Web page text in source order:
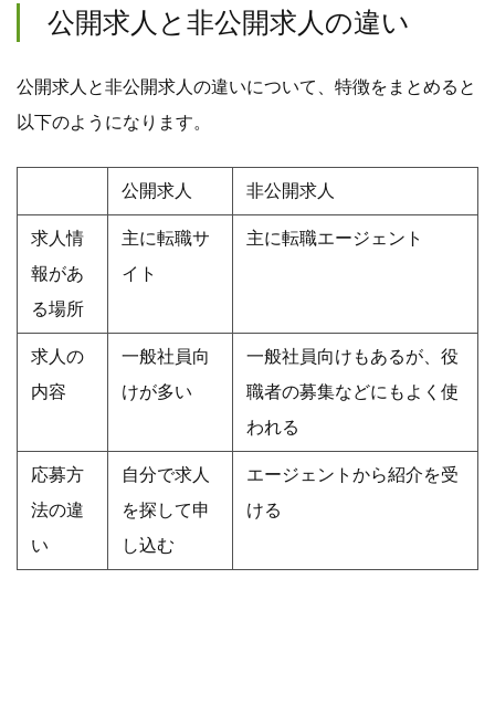
公開求人と非公開求人の違い
公開求人と非公開求人の違いについて、特徴をまとめると
以下のようになります。
公開求人 非公開求人
求人情
報があ
る場所
主に転職サ
イト
主に転職エージェント
求人の
内容
一般社員向
けが多い
一般社員向けもあるが、役
職者の募集などにもよく使
われる
応募方
法の違
い
自分で求人
を探して申
し込む
エージェントから紹介を受
ける